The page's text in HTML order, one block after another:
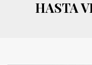
HASTA